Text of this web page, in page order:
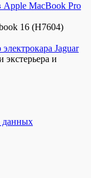
Apple MacBook Pro
16 (H7604)
Jaguar
и
данных